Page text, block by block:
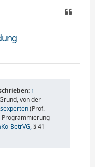
↑
von der
(Prof.
Programmierung
BetrVG,§ 41